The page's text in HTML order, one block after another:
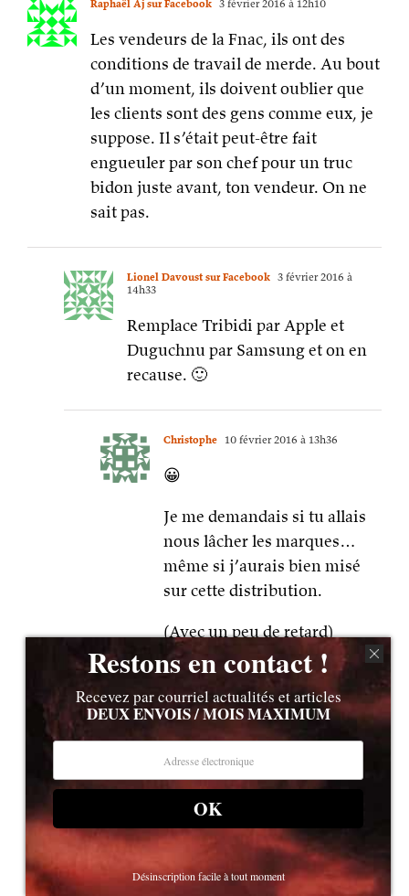
Raphaël Aj sur Facebook 3 février 2016 à 12h10
Les vendeurs de la Fnac, ils ont des
conditions de travail de merde. Au bout
d’un moment, ils doivent oublier que
les clients sont des gens comme eux, je
suppose. Il s’était peut-être fait
engueuler par son chef pour un truc
bidon juste avant, ton vendeur. On ne
sait pas.
Lionel Davoust sur Facebook 3 février 2016 à
14h33
Remplace Tribidi par Apple et
Duguchnu par Samsung et on en
recause. 🙂
Christophe 10 février 2016 à 13h36
😀
Je me demandais si tu allais
nous lâcher les marques…
même si j’aurais bien misé
sur cette distribution.
(Avec un peu de retard)
Guillaume Fourtaux sur Facebook 3 février 2016 à 12h40
La Fnouque à l’époque; je vous parle
d’un temps que les moins de 20 ans ne
peuvent pas connaître, était réputée
pour la compétence de ses vendeurs.
Avant d’être des vendeurs, c’étaient des
spécialistes de leurs domaines
respectifs.
Restons en contact !
Recevez par courriel actualités et articles
DEUX ENVOIS / MOIS MAXIMUM
OK
Désinscription facile à tout moment